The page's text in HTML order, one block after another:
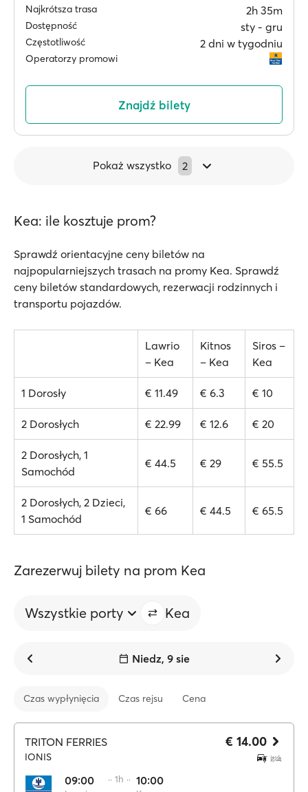
Najkrótsza trasa 2h 35m
Dostępność sty ‐ gru
Częstotliwość 2 dni w tygodniu
Operatorzy promowi
Znajdź bilety
Pokaż wszystko 2
Kea: ile kosztuje prom?
Sprawdź orientacyjne ceny biletów na
najpopularniejszych trasach na promy Kea. Sprawdź
ceny biletów standardowych, rezerwacji rodzinnych i
transportu pojazdów.
Lawrio
– Kea
Kitnos
– Kea
Siros –
Kea
1 Dorosły € 11.49 € 6.3 € 10
2 Dorosłych € 22.99 € 12.6 € 20
2 Dorosłych, 1
Samochód
€ 44.5 € 29 € 55.5
2 Dorosłych, 2 Dzieci,
1 Samochód
€ 66 € 44.5 € 65.5
Zarezerwuj bilety na prom Kea
Wszystkie porty Kea
Niedz, 9 sie
Czas wypłynięcia Czas rejsu Cena
TRITON FERRIES
IONIS
09:00 ·· 1h ·· 10:00
€ 14.00